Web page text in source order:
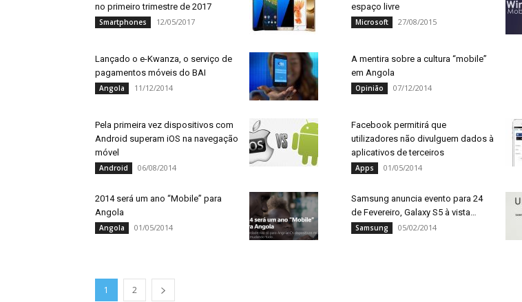
no primeiro trimestre de 2017
Smartphones 12/05/2017
espaço livre
Microsoft 27/08/2015
Lançado o e-Kwanza, o serviço de
pagamentos móveis do BAI
Angola 11/12/2014
A mentira sobre a cultura “mobile”
em Angola
Opinião 07/12/2014
Pela primeira vez dispositivos com
Android superam iOS na navegação
móvel
Android 06/08/2014
Facebook permitirá que
utilizadores não divulguem dados à
aplicativos de terceiros
Apps 01/05/2014
2014 será um ano “Mobile” para
Angola
Angola 01/05/2014
Samsung anuncia evento para 24
de Fevereiro, Galaxy S5 à vista…
Samsung 05/02/2014
1 2